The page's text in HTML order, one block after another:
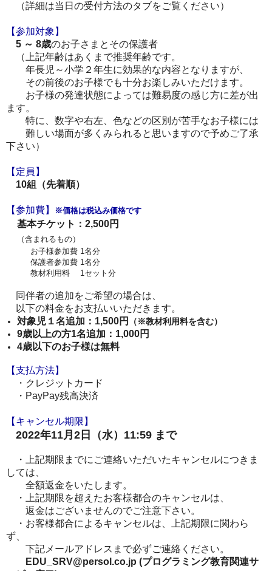
（詳細は当日の受付方法のタブをご覧ください）
【参加対象】
5 ～ 8歳のお子さまとその保護者
（上記年齢はあくまで推奨年齢です。
年長児～小学２年生に効果的な内容となりますが、
その前後のお子様でも十分お楽しみいただけます。
お子様の発達状態によっては難易度の感じ方に差が出
ます。
特に、数字や右左、色などの区別が苦手なお子様には
難しい場面が多くみられると思いますので予めご了承
下さい）
【定員】
10組（先着順）
【参加費】 ※価格は税込み価格です
基本チケット：2,500円
（含まれるもの）
お子様参加費 1名分
保護者参加費 1名分
教材利用料 1セット分
同伴者の追加をご希望の場合は、
以下の料金をお支払いいただきます。
対象児１名追加：1,500円
（※教材利用料を含む）
9歳以上の方1名追加：1,000円
4歳以下のお子様は無料
【支払方法】
・クレジットカード
・PayPay残高決済
【キャンセル期限】
2022年11月2日（水）11:59 まで
・上記期限までにご連絡いただいたキャンセルにつきま
しては、
全額返金をいたします。
・上記期限を超えたお客様都合のキャンセルは、
返金はございませんのでご注意下さい。
・お客様都合によるキャンセルは、上記期限に関わら
ず、
下記メールアドレスまで必ずご連絡ください。
EDU_SRV@persol.co.jp (プログラミング教育関連サ